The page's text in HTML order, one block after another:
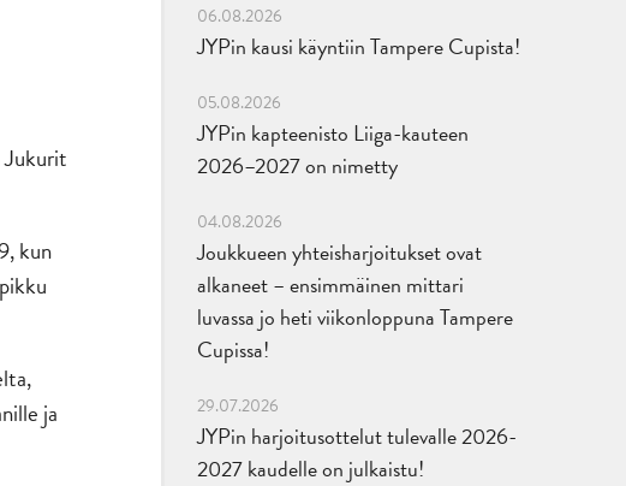
Jukurit
kun
ja
06.08.2026
JYPin kausi käyntiin Tampere Cupista!
05.08.2026
JYPin kapteenisto Liiga-kauteen
2026–2027 on nimetty
04.08.2026
Joukkueen yhteisharjoitukset ovat
alkaneet – ensimmäinen mittari
luvassa jo heti viikonloppuna Tampere
Cupissa!
29.07.2026
JYPin harjoitusottelut tulevalle 2026-
2027 kaudelle on julkaistu!